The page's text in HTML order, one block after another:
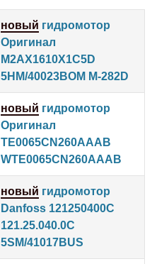
новый гидромотор
Оригинал
M2AX1610X1C5D
5HM/40023BOM M-282D
новый гидромотор
Оригинал
TE0065CN260AAAB
WTE0065CN260AAAB
новый гидромотор
Danfoss 121250400C
121.25.040.0C
5SM/41017BUS